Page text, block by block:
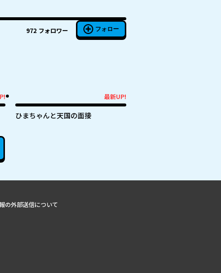
972 フォロワー フォロー
最新UP!
ひまちゃんと天国の面接
の外部送信について